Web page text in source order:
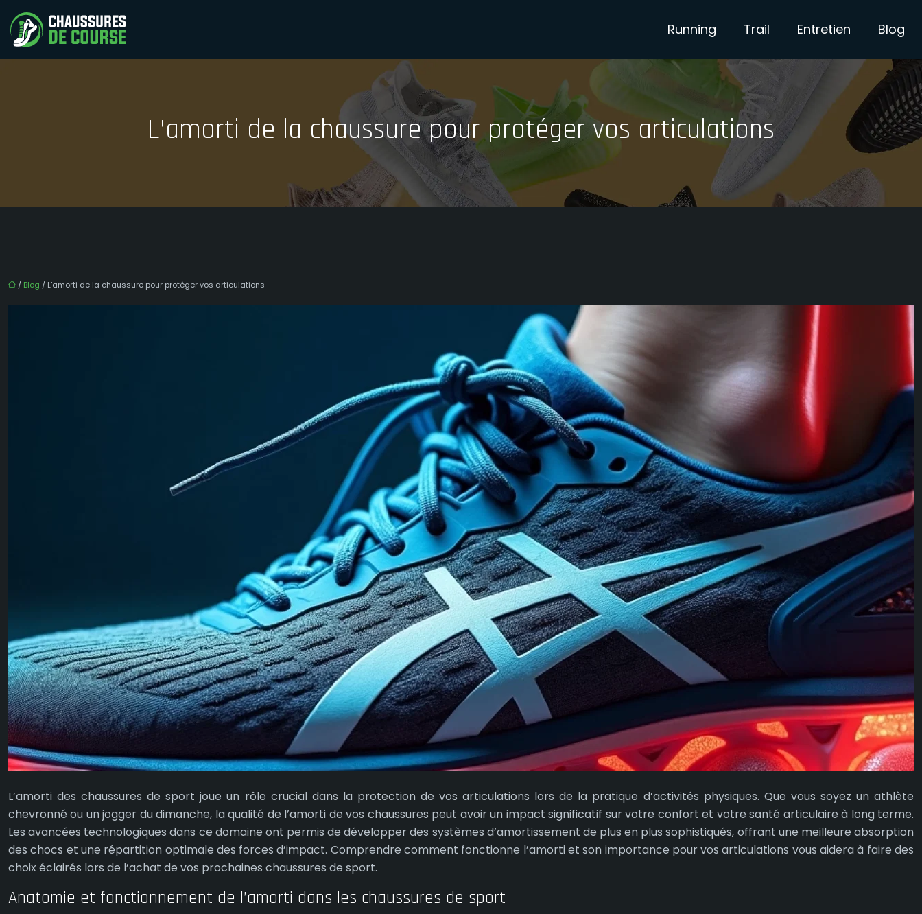
Running Trail Entretien Blog
L’amorti de la chaussure pour protéger vos articulations
/ Blog / L’amorti de la chaussure pour protéger vos articulations
L’amorti des chaussures de sport joue un rôle crucial dans la protection de vos articulations lors de la pratique d’activités physiques. Que vous soyez un athlète
chevronné ou un jogger du dimanche, la qualité de l’amorti de vos chaussures peut avoir un impact significatif sur votre confort et votre santé articulaire à long terme.
Les avancées technologiques dans ce domaine ont permis de développer des systèmes d’amortissement de plus en plus sophistiqués, offrant une meilleure absorption
des chocs et une répartition optimale des forces d’impact. Comprendre comment fonctionne l’amorti et son importance pour vos articulations vous aidera à faire des
choix éclairés lors de l’achat de vos prochaines chaussures de sport.
Anatomie et fonctionnement de l’amorti dans les chaussures de sport